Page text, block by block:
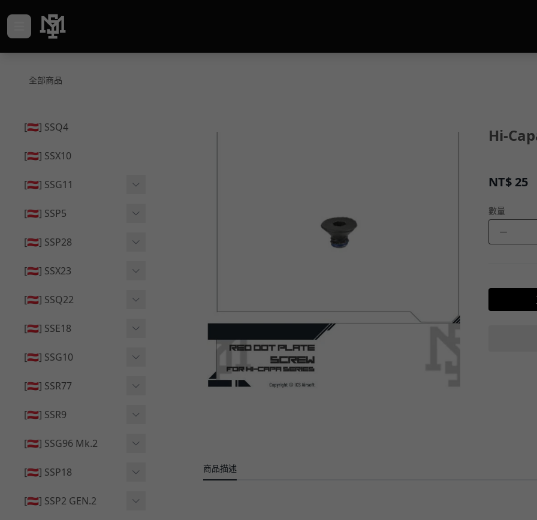
全部商品
[🇦🇹] SSQ4
[🇦🇹] SSX10
[🇦🇹] SSG11
🔄 原廠 ⧸ 零件
[🇦🇹] SSP5
🔄 原廠 ⧸ 零件
[🇦🇹] SSP28
🔄 原廠 ⧸ 零件
[🇦🇹] SSX23
🟦 主體 ⧸ 彈匣
[🇦🇹] SSQ22
🟦 主體 ⧸ 彈匣
[🇦🇹] SSE18
👁️‍🗨️ 外觀 ⧸ 色彩
[🇦🇹] SSG10
🟦 主體 ⧸ 彈匣
[🇦🇹] SSR77
🟦 主體 ⧸ 彈匣
[🇦🇹] SSR9
👁️‍🗨️ 外觀 ⧸ 色彩
[🇦🇹] SSG96 Mk.2
🆙 升級 ⧸ 部件
[🇦🇹] SSP18
👁️‍🗨️ 外觀 ⧸ 色彩
[🇦🇹] SSP2 GEN.2
Hi-
NT$ 25
數量
－
商品描述